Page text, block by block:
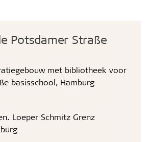
Potsdamer Straße
met bibliotheek voor
basisschool, Hamburg
Loeper Schmitz Grenz